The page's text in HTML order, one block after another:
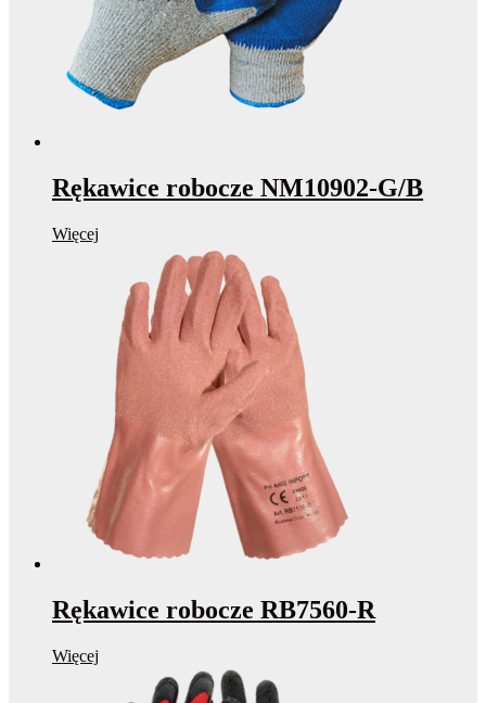
Rękawice robocze NM10902-G/B
Więcej
Rękawice robocze RB7560-R
Więcej